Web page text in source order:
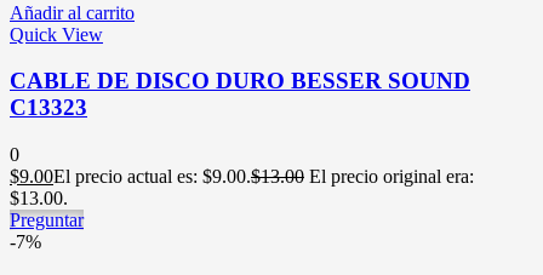
Añadir al carrito
Quick View
CABLE DE DISCO DURO BESSER SOUND
C13323
0
$9.00El precio actual es: $9.00.$13.00 El precio original era:
$13.00.
Preguntar
-7%